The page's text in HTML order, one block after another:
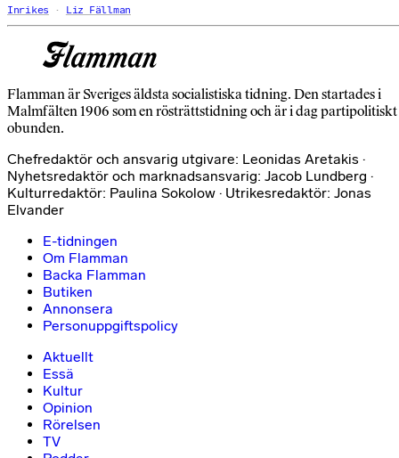
Inrikes Liz Fällman
Flamman är Sveriges äldsta socialistiska tidning. Den startades i
Malmfälten 1906 som en rösträttstidning och är i dag partipolitiskt
obunden.
Chefredaktör och ansvarig utgivare: Leonidas Aretakis ·
Nyhetsredaktör och marknadsansvarig: Jacob Lundberg ·
Kulturredaktör: Paulina Sokolow · Utrikesredaktör: Jonas
Elvander
E-tidningen
Om Flamman
Backa Flamman
Butiken
Annonsera
Personuppgiftspolicy
Aktuellt
Essä
Kultur
Opinion
Rörelsen
TV